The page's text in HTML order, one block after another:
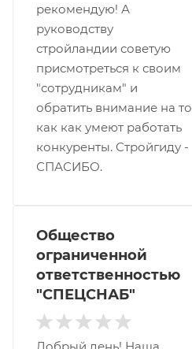
рекомендую! А
руководству
стройландии советую
присмотреться к своим
"сотрудникам" и
обратить внимание на то
как как умеют работать
конкуренты. Стройгиду -
СПАСИБО.
Общество
ограниченной
ответственностью
"СПЕЦСНАБ"